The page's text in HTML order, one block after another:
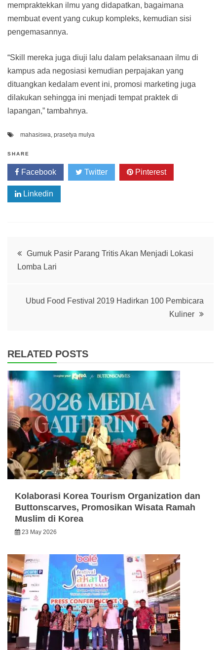
mempraktekkan ilmu yang didapatkan, bagaimana
membuat event yang cukup kompleks, kemudian sisi
pengemasannya.
“Skill mereka juga diuji lalu dalam pelaksanaan ilmu di
kampus ada negosiasi kemudian perpajakan yang
dituangkan kedalam event ini, promosi marketing juga
dilakukan sehingga ini menjadi tempat praktek di
lapangan,” tambahnya.
mahasiswa, prasetya mulya
SHARE
Facebook Twitter Pinterest
Linkedin
Post
Gumuk Pasir Parang Tritis Akan Menjadi Lokasi
Lomba Lari
Ubud Food Festival 2019 Hadirkan 100 Pembicara
Kuliner
RELATED POSTS
Kolaborasi Korea Tourism Organization dan
Buttonscarves, Promosikan Wisata Ramah
Muslim di Korea
23 May 2026